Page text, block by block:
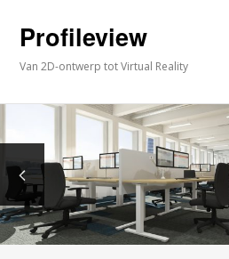
Profileview
Van 2D-ontwerp tot Virtual Reality